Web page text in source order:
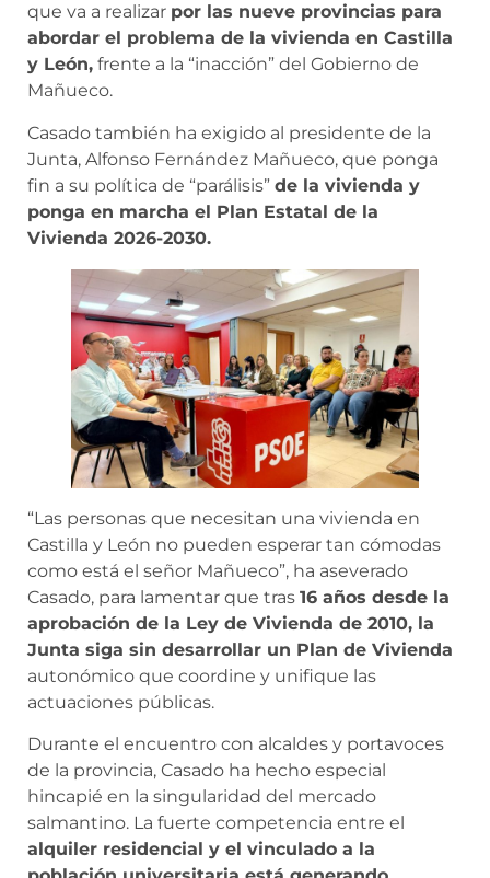
que va a realizar por las nueve provincias para
abordar el problema de la vivienda en Castilla
y León, frente a la “inacción” del Gobierno de
Mañueco.
Casado también ha exigido al presidente de la
Junta, Alfonso Fernández Mañueco, que ponga
fin a su política de “parálisis” de la vivienda y
ponga en marcha el Plan Estatal de la
Vivienda 2026-2030.
“Las personas que necesitan una vivienda en
Castilla y León no pueden esperar tan cómodas
como está el señor Mañueco”, ha aseverado
Casado, para lamentar que tras 16 años desde la
aprobación de la Ley de Vivienda de 2010, la
Junta siga sin desarrollar un Plan de Vivienda
autonómico que coordine y unifique las
actuaciones públicas.
Durante el encuentro con alcaldes y portavoces
de la provincia, Casado ha hecho especial
hincapié en la singularidad del mercado
salmantino. La fuerte competencia entre el
alquiler residencial y el vinculado a la